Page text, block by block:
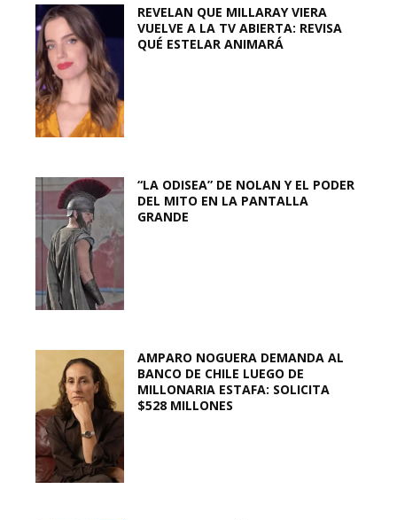
REVELAN QUE MILLARAY VIERA
VUELVE A LA TV ABIERTA: REVISA
QUÉ ESTELAR ANIMARÁ
“LA ODISEA” DE NOLAN Y EL PODER
DEL MITO EN LA PANTALLA
GRANDE
AMPARO NOGUERA DEMANDA AL
BANCO DE CHILE LUEGO DE
MILLONARIA ESTAFA: SOLICITA
$528 MILLONES